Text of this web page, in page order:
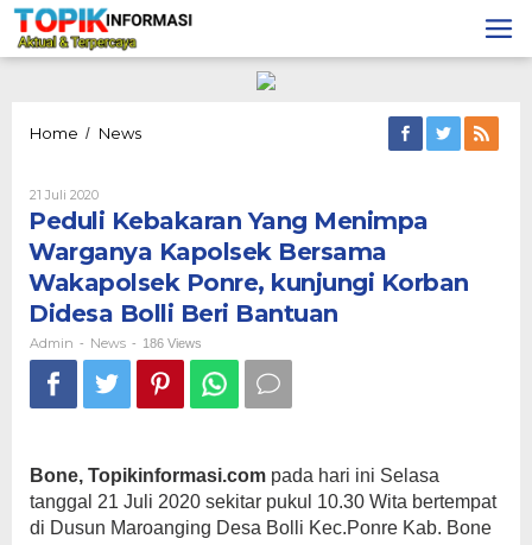
Lewati
konten
Home / NewsPeduli
Warganya
Bersama
Wakapolsek
Ponre,
kunjungi
Korban
Didesa
Bolli
Beri
21 Juli 2020Oleh
Admin
Peduli Kebakaran Yang Menimpa
Warganya Kapolsek Bersama
Wakapolsek Ponre, kunjungi Korban
Didesa Bolli Beri Bantuan
Admin - News - 186 Views
Bone, Topikinformasi.com pada hari ini Selasa
tanggal 21 Juli 2020 sekitar pukul 10.30 Wita bertempat
di Dusun Maroanging Desa Bolli Kec.Ponre Kab. Bone